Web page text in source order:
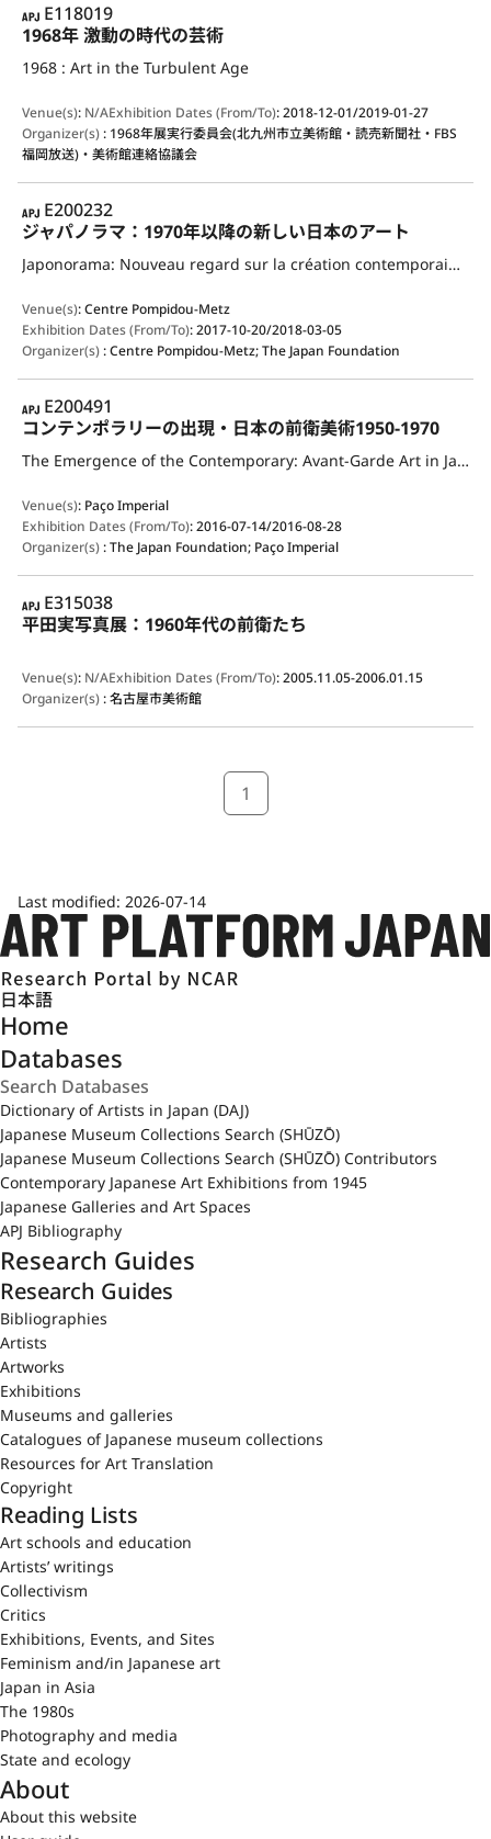
APJ
E118019
1968年 激動の時代の芸術
1968 : Art in the Turbulent Age
Venue(s): N/AExhibition Dates (From/To):2018-12-01/2019-01-27
Organizer(s): 1968年展実行委員会(北九州市立美術館・読売新聞社・FBS
福岡放送)・美術館連絡協議会
APJ
E200232
ジャパノラマ：1970年以降の新しい日本のアート
Japonorama: Nouveau regard sur la création contemporaine (Japanorama: A New Vision on Art since 1970)
Venue(s):Centre Pompidou-Metz
Exhibition Dates (From/To):2017-10-20/2018-03-05
Organizer(s):Centre Pompidou-Metz; The Japan Foundation
APJ
E200491
コンテンポラリーの出現・日本の前衛美術1950-1970
The Emergence of the Contemporary: Avant-Garde Art in Japan, 1950-1970
Venue(s): Paço Imperial
Exhibition Dates (From/To):2016-07-14/2016-08-28
Organizer(s):The Japan Foundation; Paço Imperial
APJ
E315038
平田実写真展：1960年代の前衛たち
Venue(s): N/AExhibition Dates (From/To):2005.11.05-2006.01.15
Organizer(s):名古屋市美術館
1
Last modified: 2026-07-14
日本語
Home
Databases
Dictionary of Artists in Japan (DAJ)
Japanese Museum Collections Search (SHŪZŌ)
Japanese Museum Collections Search (SHŪZŌ) Contributors
Contemporary Japanese Art Exhibitions from 1945
Japanese Galleries and Art Spaces
APJ Bibliography
Research Guides
Research Guides
Bibliographies
Artists
Artworks
Exhibitions
Museums and galleries
Catalogues of Japanese museum collections
Resources for Art Translation
Copyright
Reading Lists
Art schools and education
Artists’ writings
Collectivism
Critics
Exhibitions, Events, and Sites
Feminism and/in Japanese art
Japan in Asia
The 1980s
Photography and media
State and ecology
About
About this website